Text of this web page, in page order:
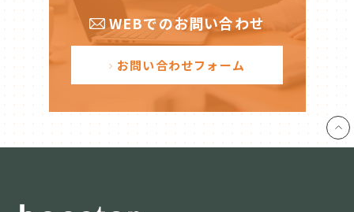
WEBでのお問い合わせ
お問い合わせフォーム